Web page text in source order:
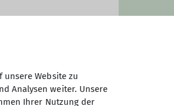
Website zu
Analysen weiter. Unsere
Ihrer Nutzung der